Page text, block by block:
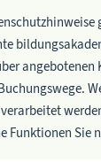
angebotenen
Funktionen Sie